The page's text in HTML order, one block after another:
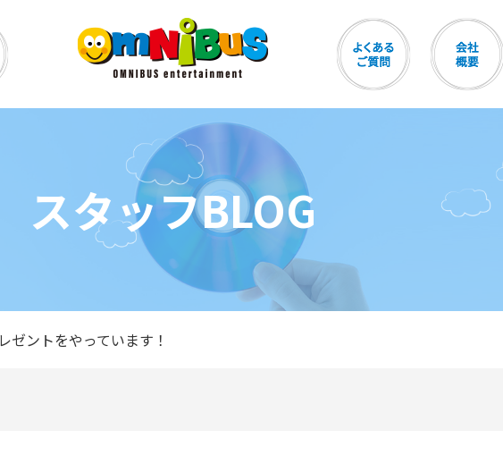
スタッフBLOG
ゼントをやっています！